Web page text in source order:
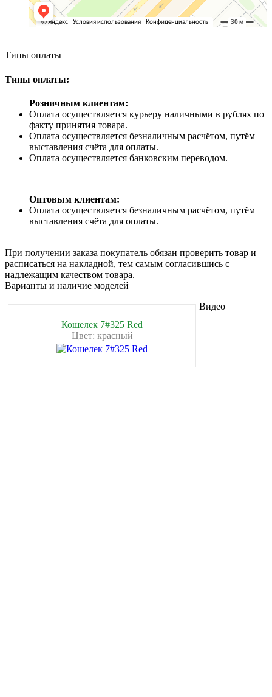
Типы оплаты
Типы оплаты:
Розничным клиентам:
Оплата осуществляется курьеру наличными в рублях по
факту принятия товара.
Оплата осуществляется безналичным расчётом, путём
выставления счёта для оплаты.
Оплата осуществляется банковским переводом.
Оптовым клиентам:
Оплата осуществляется безналичным расчётом, путём
выставления счёта для оплаты.
При получении заказа покупатель обязан проверить товар и
расписаться на накладной, тем самым согласившись с
надлежащим качеством товара.
Варианты и наличие моделей
Кошелек 7#325 Red
Цвет: красный
Видео